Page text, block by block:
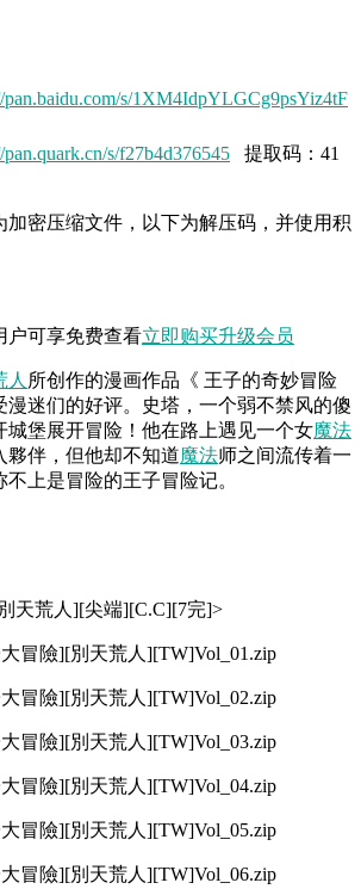
pan.baidu.com/s/1XM4IdpYLGCg9psYiz4tF
pan.quark.cn/s/f27b4d376545 提取码：41
加密压缩文件，以下为解压码，并使用积
户可享免费查看立即购买升级会员
人 所创作的漫画作品《 王子的奇妙冒险
漫迷们的好评。史塔，一个弱不禁风的傻
城堡展开冒险！他在路上遇见一个女魔法
夥伴，但他却不知道魔法师之间流传着一
上是冒险的王子冒险记。
天荒人][尖端][C.C][7完]>
冒險][別天荒人][TW]Vol_01.zip
冒險][別天荒人][TW]Vol_02.zip
冒險][別天荒人][TW]Vol_03.zip
冒險][別天荒人][TW]Vol_04.zip
冒險][別天荒人][TW]Vol_05.zip
冒險][別天荒人][TW]Vol_06.zip